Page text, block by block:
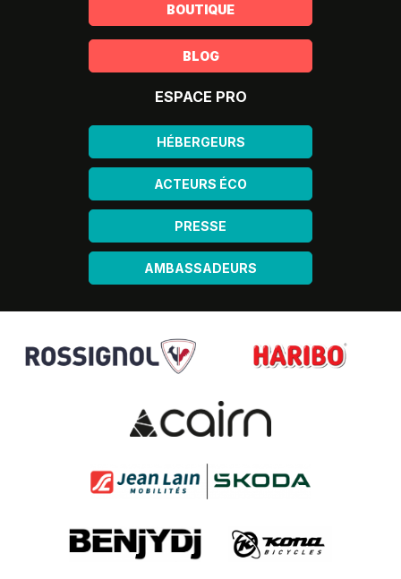
BOUTIQUE
BLOG
ESPACE PRO
HÉBERGEURS
ACTEURS ÉCO
PRESSE
AMBASSADEURS